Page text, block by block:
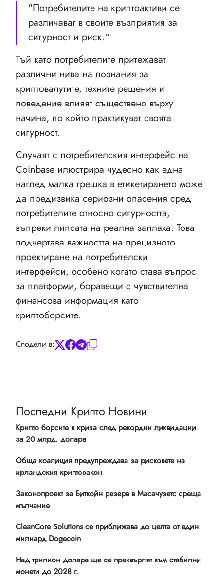
"Потребителите на криптоактиви се
различават в своите възприятия за
сигурност и риск."
Тъй като потребителите притежават
различни нива на познания за
криптовалутите, техните решения и
поведение влияят съществено върху
начина, по който практикуват своята
сигурност.
Случаят с потребителския интерфейс на
Coinbase илюстрира чудесно как една
наглед малка грешка в етикетирането може
да предизвика сериозни опасения сред
потребителите относно сигурността,
въпреки липсата на реална заплаха. Това
подчертава важността на прецизното
проектиране на потребителски
интерфейси, особено когато става въпрос
за платформи, боравещи с чувствителна
финансова информация като
криптоборсите.
Сподели в:
Последни Крипто Новини
Крипто борсите в криза след рекордни ликвидации
за 20 млрд. долара
Обща коалиция предупреждава за рисковете на
ирландския криптозакон
Законопроект за Биткойн резерв в Масачузетс среща
мълчание
CleanCore Solutions се приближава до целта от един
милиард Dogecoin
Над трилион долара ще се прехвърлят към стабилни
монети до 2028 г.